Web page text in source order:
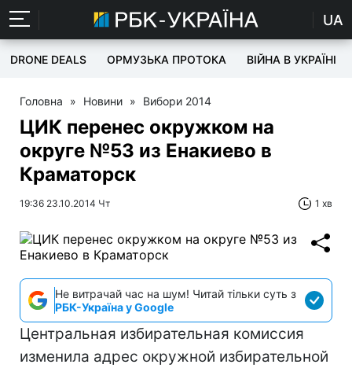
UA
DRONE DEALS ОРМУЗЬКА ПРОТОКА ВІЙНА В УКРАЇНІ
Головна » Новини » Вибори 2014
ЦИК перенес окружком на
округе №53 из Енакиево в
Краматорск
19:36 23.10.2014 Чт 1 хв
Не витрачай час на шум! Читай тільки суть з
РБК-Україна у Google
Центральная избирательная комиссия
изменила адрес окружной избирательной